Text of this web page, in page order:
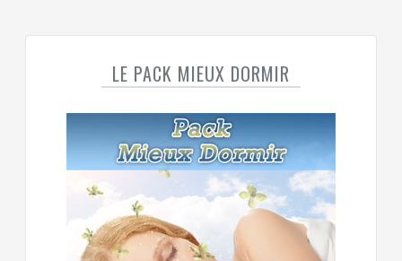
LE PACK MIEUX DORMIR